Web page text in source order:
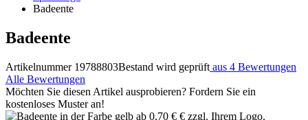
Badeente
Badeente
Artikelnummer 19788803Bestand wird geprüft aus 4 Bewertungen
Alle Bewertungen
Möchten Sie diesen Artikel ausprobieren? Fordern Sie ein
kostenloses Muster an!